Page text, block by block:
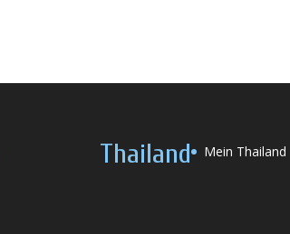
Thailand Mein Thailand